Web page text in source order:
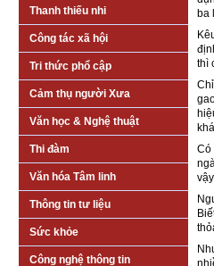
Thanh thiếu nhi
Công tác xã hội
Tri thức phổ cập
Cảm thụ người Xưa
Văn học & Nghệ thuật
Thi đàm
Văn hóa Tâm linh
Thông tin tư liệu
Sức khỏe
Công nghệ thông tin
ba
thì
Có